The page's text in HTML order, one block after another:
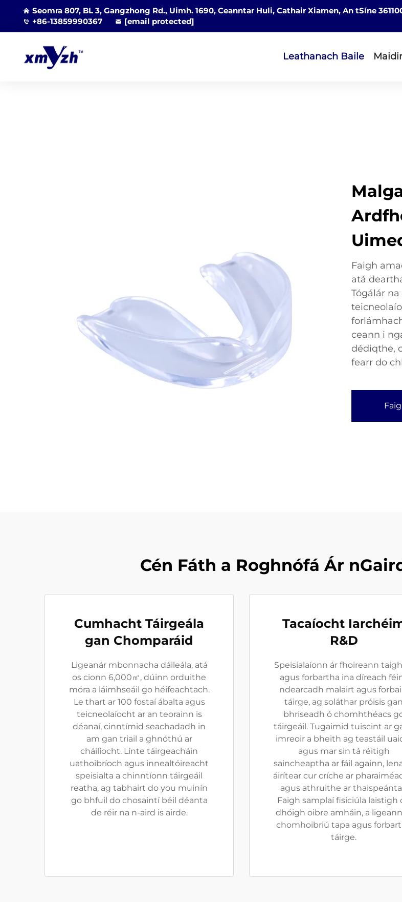
Seomra 807, BL 3, Gangzhong Rd., Uimh. 1690, Ceanntar Huli, Cathair Xiamen, An tSíne
+86-13859990367
[email protected]
Leathanach Baile
Faigh
atá
Tógálár
ceann i
dédiqthe,
fearr do
Cén Fáth a Roghnófá Ár
Cumhacht Táirgeála
gan Chomparáid
Ligeanár mbonnacha dáileála, atá
os cionn 6,000㎡, dúinn orduithe
móra a láimhseáil go héifeachtach.
Le thart ar 100 fostaí ábalta agus
teicneolaíocht ar an teorainn is
déanaí, cinntímid seachadadh in
am gan triail a ghnóthú ar
cháilíocht. Línte táirgeacháin
uathoibríoch agus innealtóireacht
speisialta a chinntíonn táirgeáil
reatha, ag tabhairt do you muinín
go bhfuil do chosaintí béil déanta
de réir na n-aird is airde.
Tacaíocht
R&D
Speisialaíonn ár fhoireann
agus forbartha ina díreach
ndearcadh malairt agus
táirge, ag soláthar próisis gan
bhriseadh ó chomhthéacs
táirgeáil. Tugaimid tuiscint ar
imreoir a bheith ag teastáil
agus mar sin tá réitigh
saincheaptha ar fáil againn,
áirítear cur críche ar
agus athruithe ar
Faigh samplaí fisiciúla laistigh
dhóigh oibre amháin, a
chomhoibriú tapa agus
táirge.